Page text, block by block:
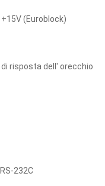
(Euroblock)
risposta dell' orecchio
232C